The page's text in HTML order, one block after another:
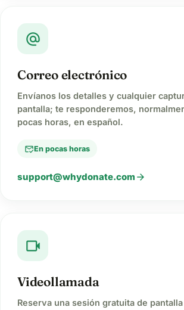
alternate_email
Correo electrónico
Envíanos los detalles y cualquier
pantalla; te responderemos,
pocas horas, en español.
mark_email_readEn pocas horas
support@whydonate.com arrow_forward
videocam
Videollamada
Reserva una sesión gratuita de pantalla